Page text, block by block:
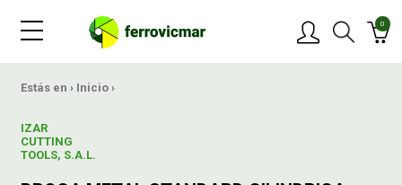
0
Estás en › Inicio ›
IZAR
CUTTING
TOOLS, S.A.L.